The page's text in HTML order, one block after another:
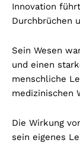
Innovation
Durchbrüchen
Sein Wesen
und einen
menschliche
medizinischen
Die Wirkung
sein eigenes